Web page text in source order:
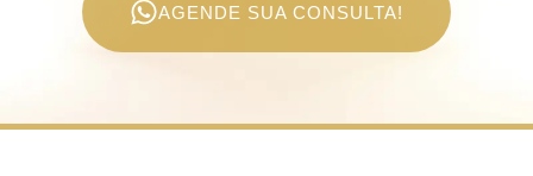
AGENDE SUA CONSULTA!